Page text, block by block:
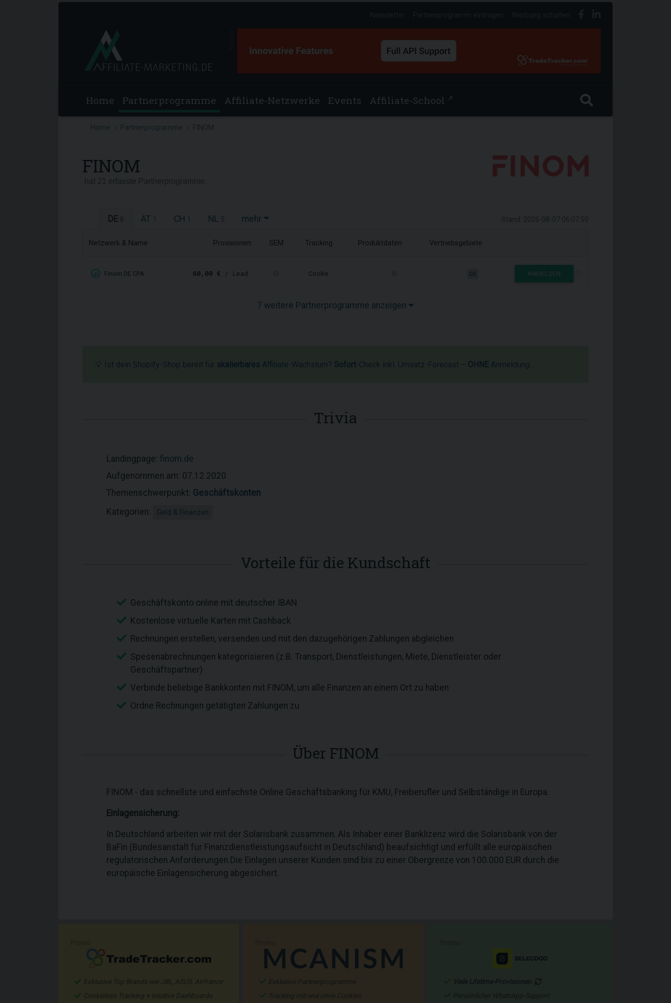
Home Partnerprogramme Affiliate-Netzwerke Events Affiliate-School ↗
Home Partnerprogramme
FINOM
DE AT CH NL mehr
Netzwerk & Name Provisionen SEM Tracking Produktdaten Vertriebsgebiete
Finom DE CPA 60,00 € / Lead Cookie DE ANMELDEN
7 weitere Partnerprogramme anzeigen
💡 Ist dein Shopify-Shop bereit für skalierbares Affiliate-Wachstum? Sofort-Check inkl. Umsatz-Forecast – OHNE Anmeldung.
Trivia
Landingpage: finom.de
Aufgenommen am: 07.12.2020
Themenschwerpunkt: Geschäftskonten
Kategorien:
Geld & Finanzen
Vorteile für die Kundschaft
Geschäftskonto online mit deutscher IBAN
Kostenlose virtuelle Karten mit Cashback
Rechnungen erstellen, versenden und mit den dazugehörigen Zahlungen abgleichen
Spesenabrechnungen kategorisieren (z.B. Transport, Dienstleistungen, Miete, Dienstleister oder
Geschäftspartner)
Verbinde beliebige Bankkonten mit FINOM, um alle Finanzen an einem Ort zu haben
Ordne Rechnungen getätigten Zahlungen zu
Über FINOM
FINOM - das schnellste und einfachste Online Geschäftsbanking für KMU, Freiberufler und Selbständige in Europa.
Einlagensicherung:
In Deutschland arbeiten wir mit der Solarisbank zusammen. Als Inhaber einer Banklizenz wird die Solarisbank von der
BaFin (Bundesanstalt für Finanzdienstleistungsaufsicht in Deutschland) beaufsichtigt und erfüllt alle europäischen
regulatorischen Anforderungen.Die Einlagen unserer Kunden sind bis zu einer Obergrenze von 100.000 EUR durch die
europäische Einlagensicherung abgesichert.
Exklusive Top Brands wie JBL, ASUS, Airfrance
Cookieless Tracking + intuitive Dashboards
Exklusive Partnerprogramme
Tracking mit und ohne Cookies